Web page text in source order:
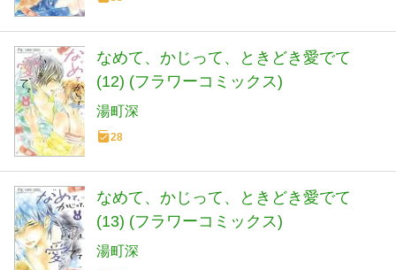
なめて、かじって、ときどき愛でて
(12) (フラワーコミックス)
湯町深
28
なめて、かじって、ときどき愛でて
(13) (フラワーコミックス)
湯町深